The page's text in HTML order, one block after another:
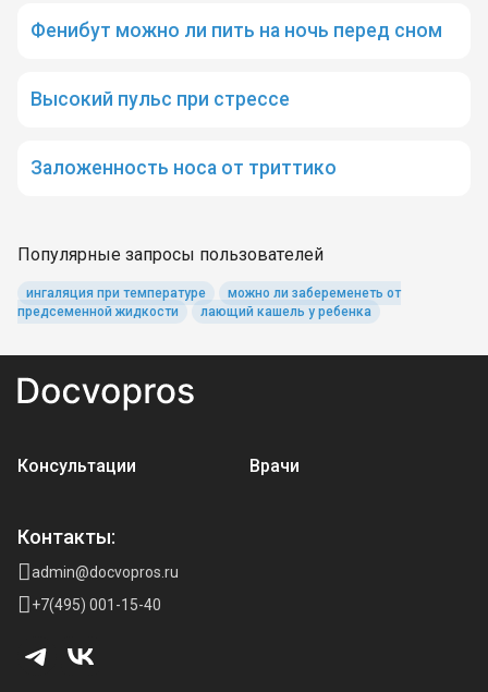
Фенибут можно ли пить на ночь перед сном
Высокий пульс при стрессе
Заложенность носа от триттико
Популярные запросы пользователей
ингаляция при температуре
можно ли забеременеть от
предсеменной жидкости
лающий кашель у ребенка
Консультации Врачи
Контакты:
admin@docvopros.ru
+7(495) 001-15-40